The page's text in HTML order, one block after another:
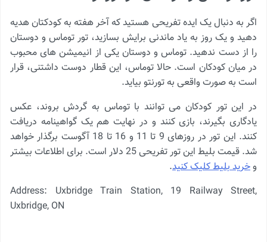
اگر به دنبال یک ایده تفریحی هستید که آخر هفته به کودکتان هدیه
دهید و یک روز به یاد ماندنی برایش بسازید، تور توماس و دوستان
را از دست ندهید. توماس و دوستان یکی از انیمیشن های محبوب
در میان کودکان است. حالا توماس، این قطار دوست داشتنی، قرار
است به صورت واقعی به تورنتو بیاید.
در این تور کودکان می توانند با توماس به گردش بروند، عکس
یادگاری بگیرند، بازی کنند و در نهایت هم یک گواهینامه دریافت
کنند. این تور در روزهای 9 تا 11 و 16 تا 18 آگوست برگذار خواهد
شد. قیمت بلیط این تور تفریحی 25 دلار است. برای اطلاعات بیشتر
وخرید بلیط کلیک کنید.
Address: Uxbridge Train Station, 19 Railway Street,
Uxbridge, ON